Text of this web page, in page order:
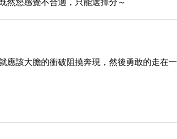
應該大膽的衝破阻撓奔現，然後勇敢的走在一